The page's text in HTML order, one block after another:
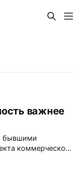
важнее
бывшими
коммерческой